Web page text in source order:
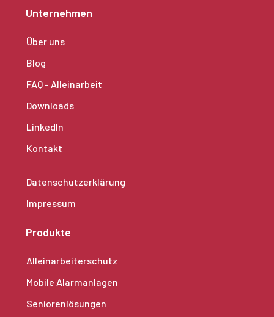
Unternehmen
Über uns
Blog
FAQ - Alleinarbeit
Downloads
LinkedIn
Kontakt
Datenschutzerklärung
Impressum
Produkte
Alleinarbeiterschutz
Mobile Alarmanlagen
Seniorenlösungen